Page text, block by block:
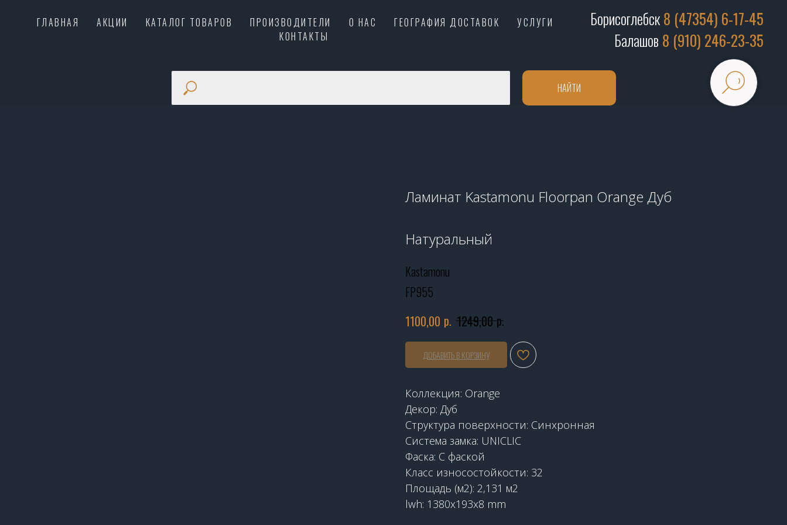
ГЛАВНАЯ АКЦИИ КАТАЛОГ ТОВАРОВ ПРОИЗВОДИТЕЛИ О НАС ГЕОГРАФИЯ ДОСТАВОК
УСЛУГИ
КОНТАКТЫ
Борисоглебск8 (47354) 6-17-45
Балашов 8 (910) 246-23-35
НАЙТИ
Ламинат Kastamonu Floorpan Orange Дуб
Натуральный
Kastamonu
FP955
1100,00 р. 1249,00 р.
ДОБАВИТЬ В КОРЗИНУ
Коллекция: Orange
Декор: Дуб
Структура поверхности: Синхронная
Система замка: UNICLIC
Фаска: C фаской
Класс износостойкости: 32
Площадь (м2): 2,131 м2
lwh: 1380x193x8 mm